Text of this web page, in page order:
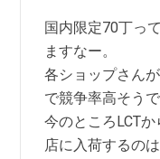
国内限定70丁っ
ますなー。
各ショップさん
で競争率高そうで
今のところLCT
店に入荷するの